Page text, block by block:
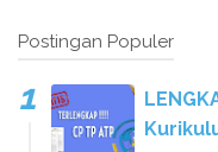
Postingan Populer